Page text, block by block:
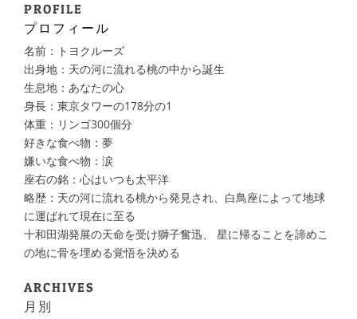
PROFILE
プロフィール
名前：トヨクルーズ
出身地：天の河に流れる桃の中から誕生
生息地：あなたの心
身長：東京タワーの178分の1
体重：リンゴ300個分
好きな食べ物：夢
嫌いな食べ物：涙
座右の銘：心はいつも太平洋
略歴：天の河に流れる桃から発見され、白鳥座によって地球
に運ばれて現在に至る
十和田湖発展の天命を受け獅子奮迅、 星に帰ることを諦めこ
の地に骨を埋める覚悟を決める
ARCHIVES
月別